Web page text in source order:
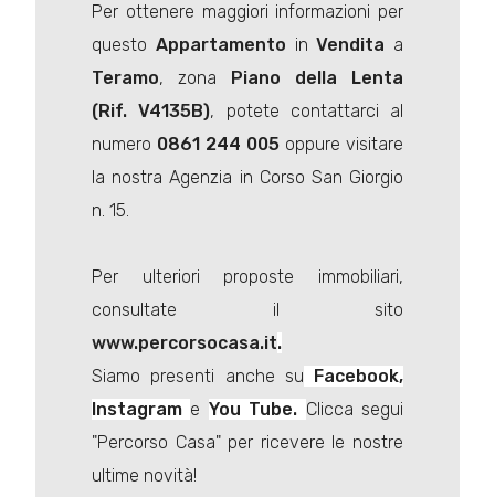
Per ottenere maggiori informazioni per
questo Appartamento inVendita a
Teramo, zona Piano della Lenta
(Rif. V4135B), potete contattarci al
numero 0861 244 005 oppure visitare
la nostra Agenzia in Corso San Giorgio
n. 15.
Per ulteriori proposte immobiliari,
consultate il sito
www.percorsocasa.it.
Siamo presenti anche su Facebook,
Instagram e You Tube. Clicca segui
"Percorso Casa" per ricevere le nostre
ultime novità!